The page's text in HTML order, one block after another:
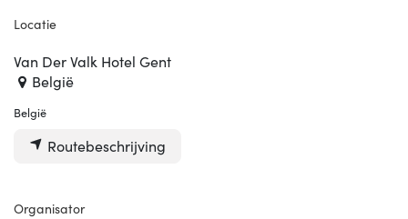
Locatie
Van Der Valk Hotel Gent
België
België
Routebeschrijving
Organisator